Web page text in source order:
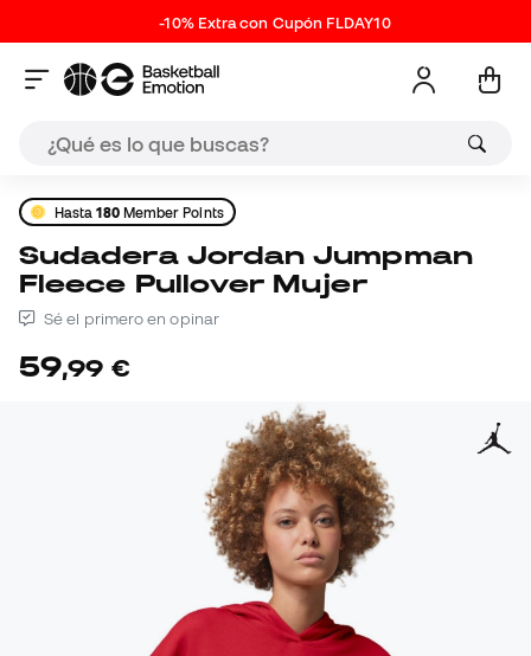
-10% Extra con Cupón FLDAY10
Hasta180Member Points
Sudadera Jordan Jumpman
Fleece Pullover Mujer
Sé el primero en opinar
59,99 €